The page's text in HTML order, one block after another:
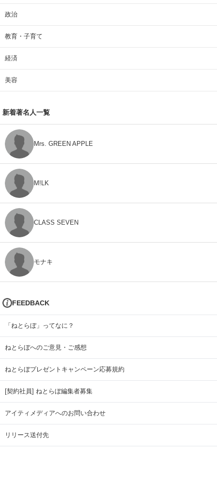
政治
教育・子育て
経済
美容
新着著名人一覧
Mrs. GREEN APPLE
M!LK
CLASS SEVEN
モナキ
FEEDBACK
「ねとらぼ」ってなに？
ねとらぼへのご意見・ご感想
ねとらぼプレゼントキャンペーン応募規約
[契約社員] ねとらぼ編集者募集
アイティメディアへのお問い合わせ
リリース送付先